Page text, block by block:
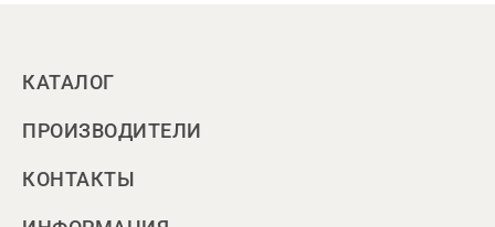
КАТАЛОГ
ПРОИЗВОДИТЕЛИ
КОНТАКТЫ